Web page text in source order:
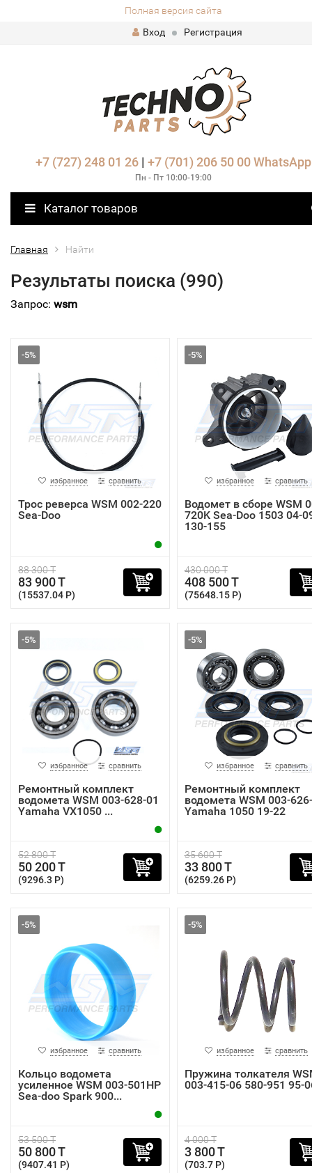
Полная версия сайта
Вход
Регистрация
+7 (727) 248 01 26| +7 (701) 206 50 00 WhatsApp
Пн - Пт 10:00-19:00
Каталог товаров
Главная Найти
Результаты поиска (990)
Запрос: wsm
-5%
избранное сравнить
Трос реверса WSM 002-220
Sea-Doo
88 300 T
83 900 T
(15537.04 P)
-5%
избранное сравнить
Водомет в сборе WSM
720K Sea-Doo 1503 04-
130-155
430 000 T
408 500 T
(75648.15 P)
-5%
избранное сравнить
Ремонтный комплект
водомета WSM 003-628-01
Yamaha VX1050 ...
52 800 T
50 200 T
(9296.3 P)
-5%
избранное сравнить
Ремонтный комплект
водомета WSM 003-
Yamaha 1050 19-22
35 600 T
33 800 T
(6259.26 P)
-5%
избранное сравнить
Кольцо водомета
усиленное WSM 003-501HP
Sea-doo Spark 900...
53 500 T
50 800 T
(9407.41 P)
-5%
избранное сравнить
Пружина толкателя
003-415-06 580-951 95-
4 000 T
3 800 T
(703.7 P)